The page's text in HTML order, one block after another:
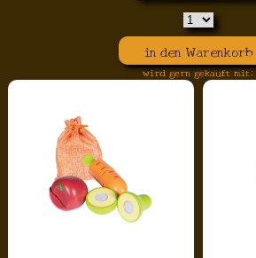
in den Warenkorb
wird gern gekauft mit: